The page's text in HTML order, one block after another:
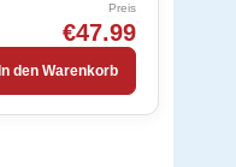
Preis
€47.99
In den Warenkorb